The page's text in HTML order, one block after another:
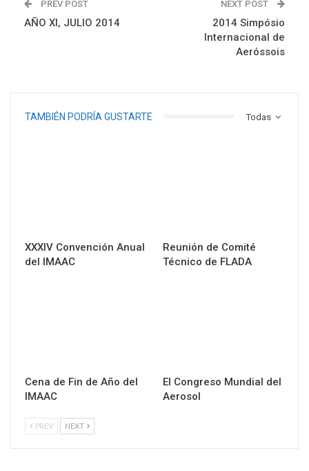
PREV POST
AÑO XI, JULIO 2014
NEXT POST
2014 Simpósio
Internacional de
Aeróssois
Todas
TAMBIÉN PODRÍA GUSTARTE
XXXIV Convención Anual
del IMAAC
Reunión de Comité
Técnico de FLADA
Cena de Fin de Año del
IMAAC
El Congreso Mundial del
Aerosol
PREV NEXT